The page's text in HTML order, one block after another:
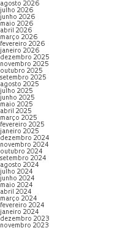
agosto 2026
julho 2026
junho 2026
maio 2026
abril 2026
março 2026
fevereiro 2026
janeiro 2026
dezembro 2025
novembro 2025
outubro 2025
setembro 2025
agosto 2025
julho 2025
junho 2025
maio 2025
abril 2025
março 2025
fevereiro 2025
janeiro 2025
dezembro 2024
novembro 2024
outubro 2024
setembro 2024
agosto 2024
julho 2024
junho 2024
maio 2024
abril 2024
março 2024
fevereiro 2024
janeiro 2024
dezembro 2023
novembro 2023